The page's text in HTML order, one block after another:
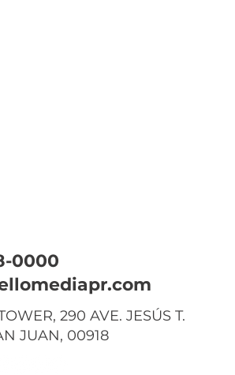
0000
290 AVE. JESÚS T.
JUAN, 00918